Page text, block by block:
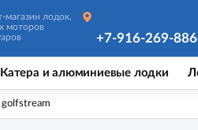
магазин лодок,
моторов
+7-916-269-
Катера и алюминиевые лодки